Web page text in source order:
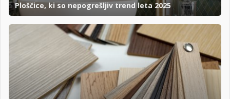
Ploščice, ki so nepogrešljiv trend leta 2025